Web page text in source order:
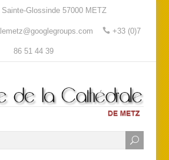
Sainte-Glossinde 57000 METZ
+33 (0)7
86 51 44 39